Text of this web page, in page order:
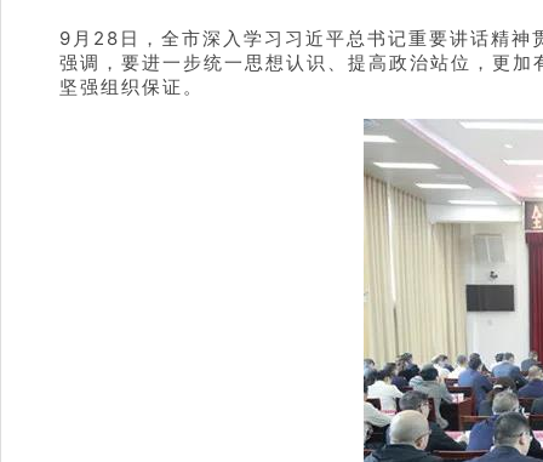
9月28日，全市深入学习习近平总书记重要讲话精
强调，要进一步统一思想认识、提高政治站位，更
坚强组织保证。